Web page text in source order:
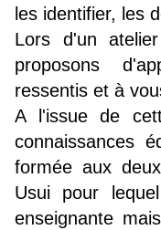
les identifier, les
Lors d'un
proposons
ressentis et à
A l'issue de
connaissances
formée aux
Usui pour
enseignante